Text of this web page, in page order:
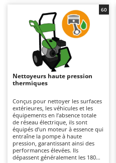
Bancs de scie pour le
Barbecues
Bennes pour tracteur
Brosses pour sols
Brouettes à moteur
Broyeurs à axe
Butteurs pour tracteur
C
Chargeurs de batterie -
Charrues pour tracteur
Ardes
Argo
Ariete
Artus
Attila
Awelco
B
Baesso
Bahco
plus maniables et plus simples à
utiliser ; c’est pourquoi ils sont
également les plus répandus et les
plus vendus. Ils couvrent un large
éventail d’utilisations, du bricolage
à un usage professionnel. Leur
capacité de travail varie en
fonction de la pression (bar) et du
débit (L/min), deux paramètres qui
déterminent le rendement horaire
et l’efficacité du nettoyage. Ils
conviennent aux surfaces de taille
travaux allant des interventions
légères aux utilisations plus
intensives. Disponibles en version
monophasée 230 V, triphasée 400
V ou à batterie, ils sont équipés de
pompes axiales ou linéaires
dotées de têtes en plastique, en
aluminium ou en laiton. Ils sont
utilisés dans les domaines
Nettoyeurs haute pression
thermiques
Conçus pour nettoyer les surfaces
extérieures, les véhicules et les
équipements en l’absence totale
de réseau électrique, ils sont
équipés d’un moteur à essence qui
entraîne la pompe à haute
pression, garantissant ainsi des
performances élevées. Ils
dépassent généralement les 180
60